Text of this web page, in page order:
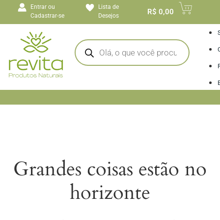
conteúdoEntrar ou
Cadastrar-se
Lista de
Desejos
R$ 0,00
Grandes coisas estão no
horizonte